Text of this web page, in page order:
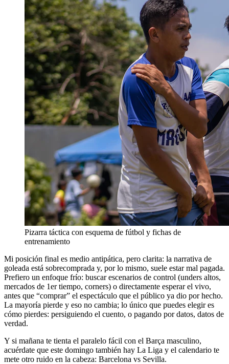
Pizarra táctica con esquema de fútbol y fichas de
entrenamiento
Mi posición final es medio antipática, pero clarita: la narrativa de
goleada está sobrecomprada y, por lo mismo, suele estar mal pagada.
Prefiero un enfoque frío: buscar escenarios de control (unders altos,
mercados de 1er tiempo, corners) o directamente esperar el vivo,
antes que “comprar” el espectáculo que el público ya dio por hecho.
La mayoría pierde y eso no cambia; lo único que puedes elegir es
cómo pierdes: persiguiendo el cuento, o pagando por datos, datos de
verdad.
Y si mañana te tienta el paralelo fácil con el Barça masculino,
acuérdate que este domingo también hay La Liga y el calendario te
mete otro ruido en la cabeza: Barcelona vs Sevilla.